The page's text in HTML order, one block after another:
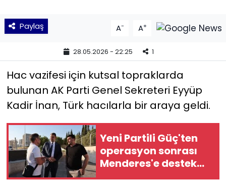
Paylaş A- A+
28.05.2026 - 22:25 1
Hac vazifesi için kutsal topraklarda
bulunan AK Parti Genel Sekreteri Eyyüp
Kadir İnan, Türk hacılarla bir araya geldi.
Yeni Partili Güç'ten
operasyon sonrası
Menderes'e destek
ziyareti!
YEREL POLİTİKA
YEREL YÖNETİMLER
Yurt